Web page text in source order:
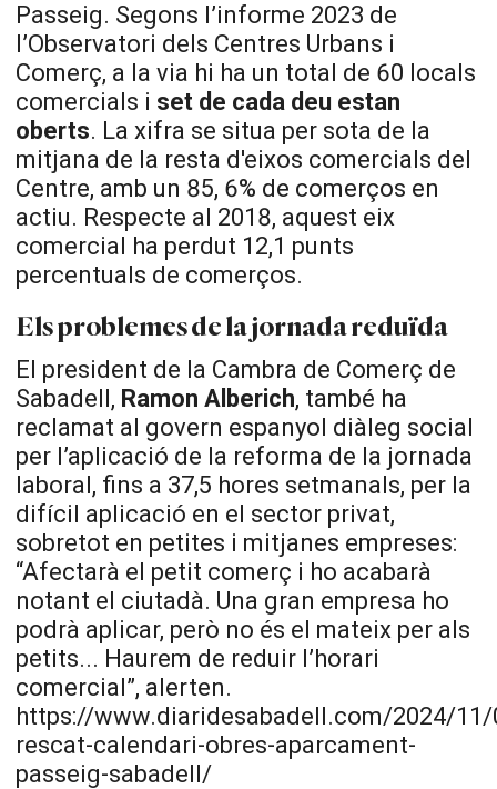
Passeig. Segons l’informe 2023 de
l’Observatori dels Centres Urbans i
Comerç, a la via hi ha un total de 60 locals
comercials i set de cada deu estan
oberts. La xifra se situa per sota de la
mitjana de la resta d'eixos comercials del
Centre, amb un 85, 6% de comerços en
actiu. Respecte al 2018, aquest eix
comercial ha perdut 12,1 punts
percentuals de comerços.
Els problemes de la jornada reduïda
El president de la Cambra de Comerç de
Sabadell, Ramon Alberich, també ha
reclamat al govern espanyol diàleg social
per l’aplicació de la reforma de la jornada
laboral, fins a 37,5 hores setmanals, per la
difícil aplicació en el sector privat,
sobretot en petites i mitjanes empreses:
“Afectarà el petit comerç i ho acabarà
notant el ciutadà. Una gran empresa ho
podrà aplicar, però no és el mateix per als
petits... Haurem de reduir l’horari
comercial”, alerten.
https://www.diaridesabadell.com/2024/
rescat-calendari-obres-aparcament-
passeig-sabadell/